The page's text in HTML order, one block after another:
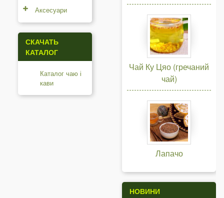
Аксесуари
СКАЧАТЬ
КАТАЛОГ
Каталог чаю і
кави
Чай Ку Цяо (гречаний
чай)
Лапачо
НОВИНИ